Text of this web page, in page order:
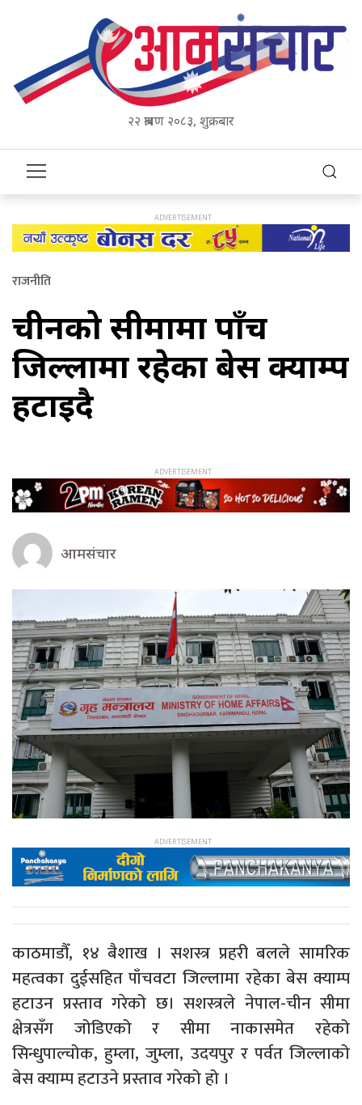
२२ श्रावण २०८३, शुक्रबार
राजनीति
चीनको सीमामा पाँच
जिल्लामा रहेका बेस क्याम्प
हटाइदै
आमसंचार
​काठमाडौँ, १४ बैशाख । सशस्त्र प्रहरी बलले सामरिक
महत्वका दुईसहित पाँचवटा जिल्लामा रहेका बेस क्याम्प
हटाउन प्रस्ताव गरेको छ। सशस्त्रले नेपाल-चीन सीमा
क्षेत्रसँग जोडिएको र सीमा नाकासमेत रहेको
सिन्धुपाल्चोक, हुम्ला, जुम्ला, उदयपुर र पर्वत जिल्लाको
बेस क्याम्प हटाउने प्रस्ताव गरेको हो ।